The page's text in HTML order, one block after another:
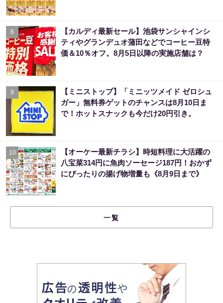
8
【カルディ最新セール】池袋サンシャインシ
ティやグランデュオ蒲田などでコーヒー豆特
価＆10％オフ。8月5日以降の実施店舗は？
9
【ミニストップ】「ミニッツメイド ゼロシュ
ガー」無料券ゲットのチャンスは8月10日ま
で！ホットスナックも今だけ20円引き。
10
【オーケー最新チラシ】時短料理に大活躍の
八宝菜314円に魚肉ソーセージ187円！おかず
にぴったりの揚げ物増量も《8月9日まで》
一覧